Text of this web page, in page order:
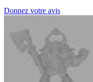
Donnez votre avis